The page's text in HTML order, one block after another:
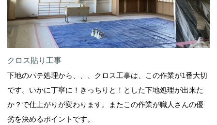
クロス貼り工事
下地のパテ処理から、、、クロス工事は、この作業が1番大切
です。いかに丁寧に！きっちりと！とした下地処理が出来た
か？で仕上がりが変わります。またこの作業が職人さんの優
劣を決めるポイントです。